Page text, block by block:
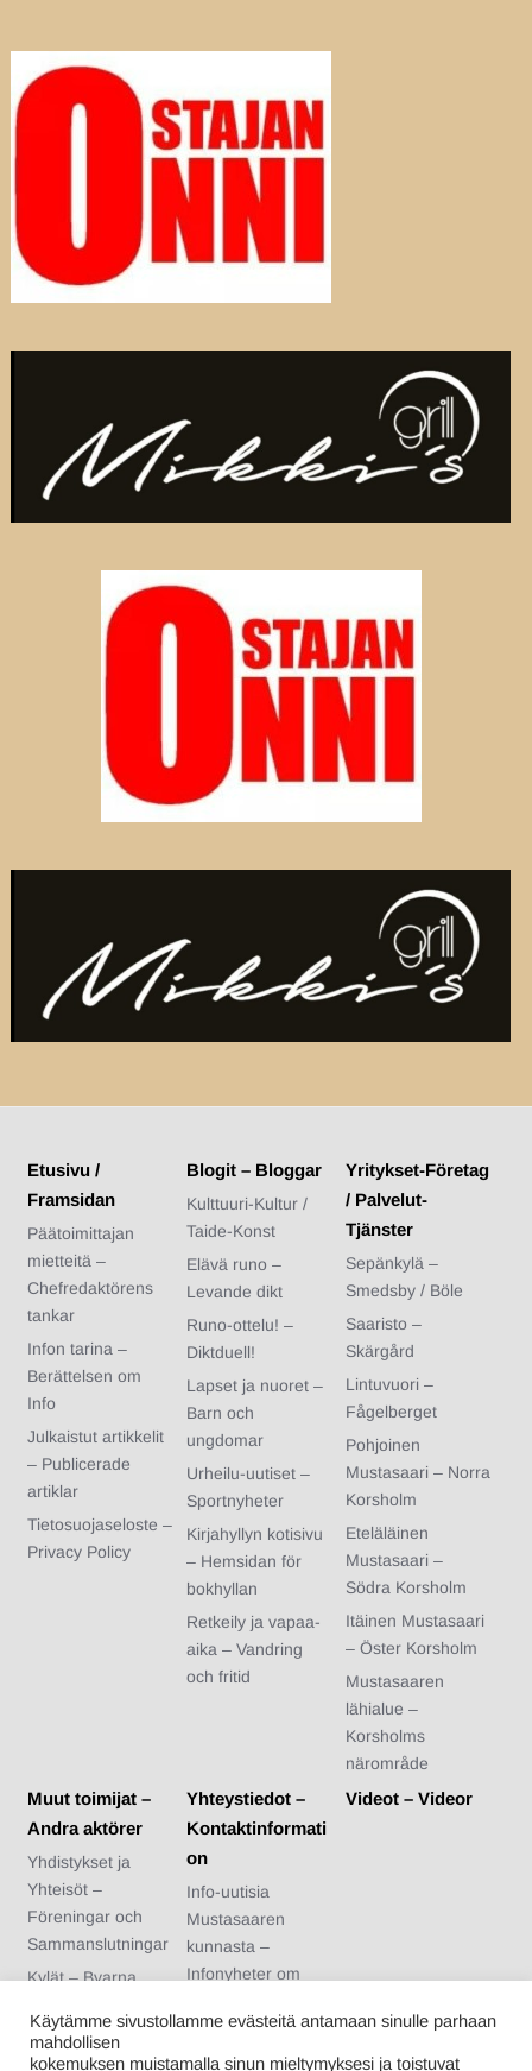
Etusivu /
Framsidan
Päätoimittajan
mietteitä –
Chefredaktörens
tankar
Infon tarina –
Berättelsen om
Info
Julkaistut artikkelit
– Publicerade
artiklar
Tietosuojaseloste –
Privacy Policy
Blogit – Bloggar
Kulttuuri-Kultur /
Taide-Konst
Elävä runo –
Levande dikt
Runo-ottelu! –
Diktduell!
Lapset ja nuoret –
Barn och
ungdomar
Urheilu-uutiset –
Sportnyheter
Kirjahyllyn kotisivu
– Hemsidan för
bokhyllan
Retkeily ja vapaa-
aika – Vandring
och fritid
Yritykset-Företag
/ Palvelut-
Tjänster
Sepänkylä –
Smedsby / Böle
Saaristo –
Skärgård
Lintuvuori –
Fågelberget
Pohjoinen
Mustasaari – Norra
Korsholm
Eteläläinen
Mustasaari –
Södra Korsholm
Itäinen Mustasaari
– Öster Korsholm
Mustasaaren
lähialue –
Korsholms
närområde
Muut toimijat –
Andra aktörer
Yhdistykset ja
Yhteisöt –
Föreningar och
Sammanslutningar
Kylät – Byarna
Urheiluseurat –
Idrottsföreningar
Yhteystiedot –
Kontaktinformati
on
Info-uutisia
Mustasaaren
kunnasta –
Infonyheter om
kommun
Arvonnan säännöt
Videot – Videor
Käytämme sivustollamme evästeitä antamaan sinulle parhaan
mahdollisen
kokemuksen muistamalla sinun mieltymyksesi ja toistuvat